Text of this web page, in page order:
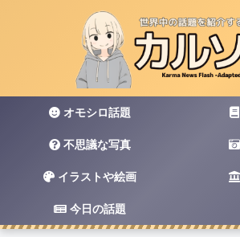
オモシロ話題
不思議な写真
イラストや絵画
今日の話題